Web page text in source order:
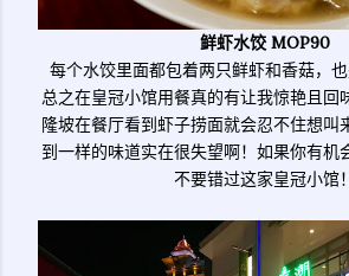
鲜虾水饺 MOP90
每个水饺里面都包着两只鲜虾和香菇，也
总之在皇冠小馆用餐真的有让我惊艳且回
隆坡在餐厅看到虾子捞面就会忍不住想叫
到一样的味道实在很失望啊！如果你有机
不要错过这家皇冠小馆！